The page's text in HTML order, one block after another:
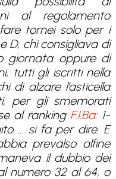
al regolamento
tornei solo per i
D, chi consigliava di
giornata oppure di
tutti gli iscritti nella
di alzare l’asticella
per gli smemorati
al ranking F.I.Ba:1-
… si fa per dire. E
prevalso alfine
il dubbio dei
numero 32 al 64, o